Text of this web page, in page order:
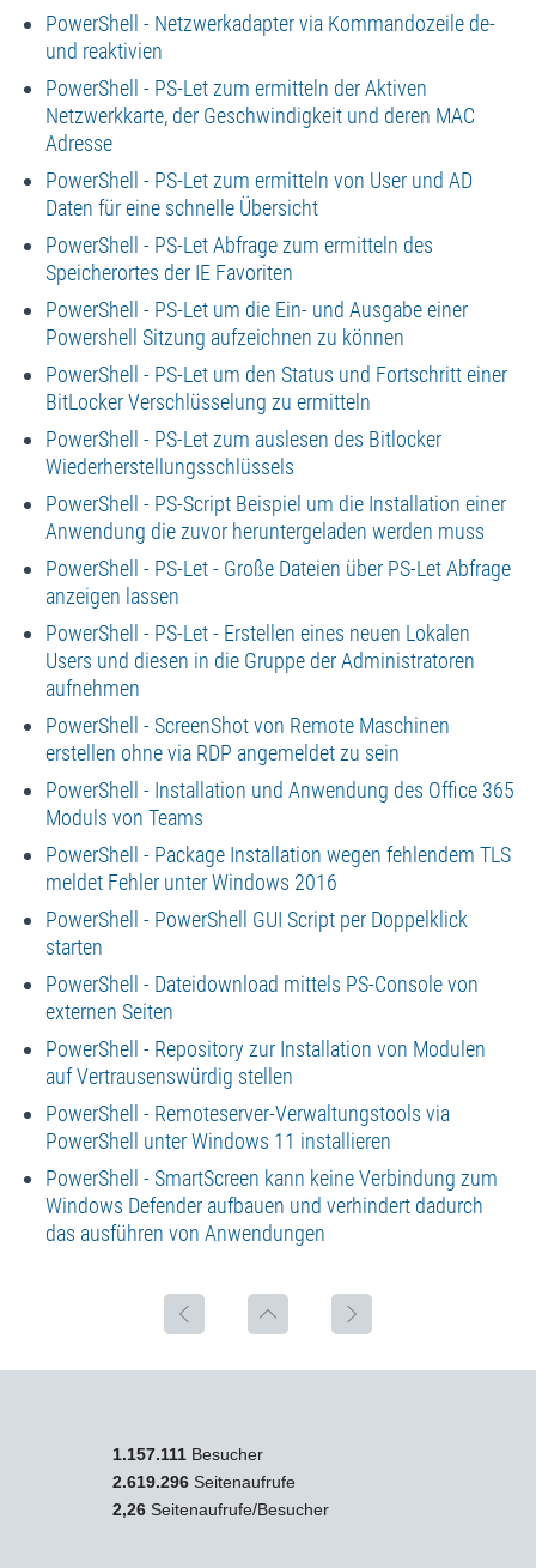
PowerShell - Netzwerkadapter via Kommandozeile de-
und reaktivien
PowerShell - PS-Let zum ermitteln der Aktiven
Netzwerkkarte, der Geschwindigkeit und deren MAC
Adresse
PowerShell - PS-Let zum ermitteln von User und AD
Daten für eine schnelle Übersicht
PowerShell - PS-Let Abfrage zum ermitteln des
Speicherortes der IE Favoriten
PowerShell - PS-Let um die Ein- und Ausgabe einer
Powershell Sitzung aufzeichnen zu können
PowerShell - PS-Let um den Status und Fortschritt einer
BitLocker Verschlüsselung zu ermitteln
PowerShell - PS-Let zum auslesen des Bitlocker
Wiederherstellungsschlüssels
PowerShell - PS-Script Beispiel um die Installation einer
Anwendung die zuvor heruntergeladen werden muss
PowerShell - PS-Let - Große Dateien über PS-Let Abfrage
anzeigen lassen
PowerShell - PS-Let - Erstellen eines neuen Lokalen
Users und diesen in die Gruppe der Administratoren
aufnehmen
PowerShell - ScreenShot von Remote Maschinen
erstellen ohne via RDP angemeldet zu sein
PowerShell - Installation und Anwendung des Office 365
Moduls von Teams
PowerShell - Package Installation wegen fehlendem TLS
meldet Fehler unter Windows 2016
PowerShell - PowerShell GUI Script per Doppelklick
starten
PowerShell - Dateidownload mittels PS-Console von
externen Seiten
PowerShell - Repository zur Installation von Modulen
auf Vertrausenswürdig stellen
PowerShell - Remoteserver-Verwaltungstools via
PowerShell unter Windows 11 installieren
PowerShell - SmartScreen kann keine Verbindung zum
Windows Defender aufbauen und verhindert dadurch
das ausführen von Anwendungen
1.157.111 Besucher
2.619.296 Seitenaufrufe
2,26 Seitenaufrufe/Besucher